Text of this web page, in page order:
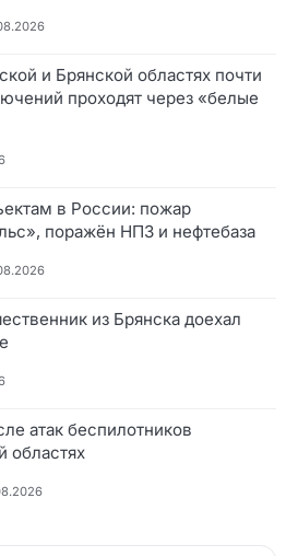
и Брянской областях почти
проходят через «белые
в России: пожар
поражён НПЗ и нефтебаза
из Брянска доехал
атак беспилотников
областях